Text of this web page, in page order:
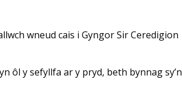
wneud cais i Gyngor Sir Ceredigion
ôl y sefyllfa ar y pryd, beth bynnag sy’n